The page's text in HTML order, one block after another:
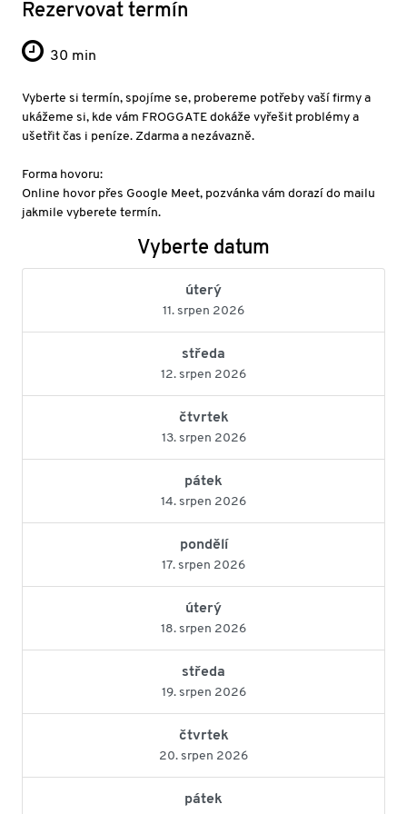
Rezervovat termín
30 min
Vyberte si termín, spojíme se, probereme potřeby vaší firmy a
ukážeme si, kde vám FROGGATE dokáže vyřešit problémy a
ušetřit čas i peníze. Zdarma a nezávazně.
Forma hovoru:
Online hovor přes Google Meet, pozvánka vám dorazí do mailu
jakmile vyberete termín.
Vyberte datum
úterý
11. srpen 2026
středa
12. srpen 2026
čtvrtek
13. srpen 2026
pátek
14. srpen 2026
pondělí
17. srpen 2026
úterý
18. srpen 2026
středa
19. srpen 2026
čtvrtek
20. srpen 2026
pátek